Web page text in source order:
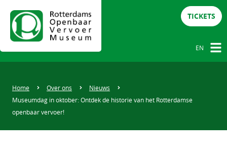
TICKETS
EN
Home Over ons
Nieuws
Museumdag in oktober: Ontdek de historie van het Rotterdamse
openbaar vervoer!